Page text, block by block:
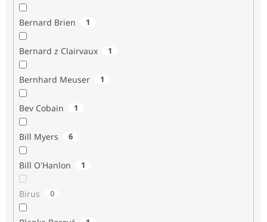
Bernard Brien 1
Bernard z Clairvaux 1
Bernhard Meuser 1
Bev Cobain 1
Bill Myers 6
Bill O'Hanlon 1
Birus 0